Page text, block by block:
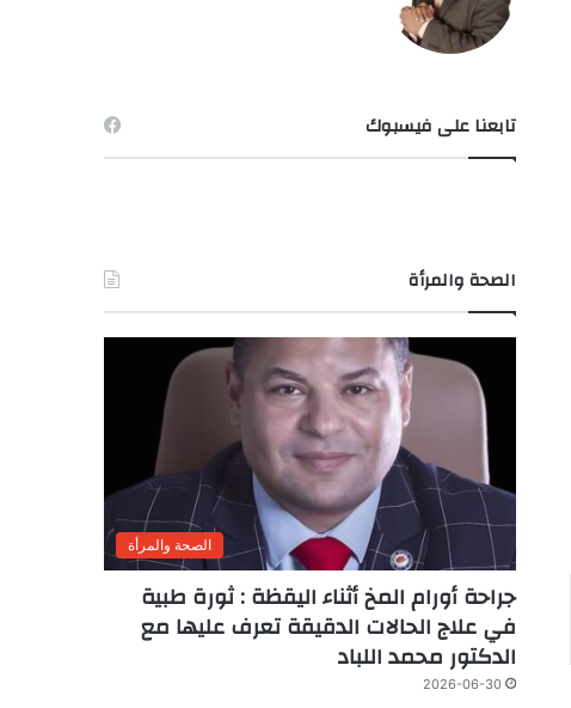
تابعنا على فيسبوك
الصحة والمرأة
الصحة والمرأة
جراحة أورام المخ أثناء اليقظة : ثورة طبية
في علاج الحالات الدقيقة تعرف عليها مع
الدكتور محمد اللباد
2026-06-30